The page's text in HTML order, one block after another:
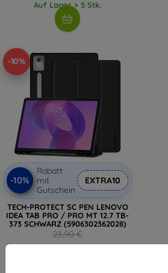
Auf Lager > 5 Stk.
-10%
-10%
Rabatt
mit
Gutschein
EXTRA10
TECH-PROTECT SC PEN LENOVO
IDEA TAB PRO / PRO MT 12.7 TB-
373 SCHWARZ (5906302362028)
23,90 €
21,50 €